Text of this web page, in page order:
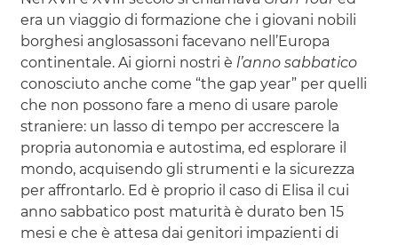
era un viaggio di formazione che i giovani nobili
borghesi anglosassoni facevano nell’Europa
continentale. Ai giorni nostri èl’anno sabbatico
conosciuto anche come “the gap year” per quelli
che non possono fare a meno di usare parole
straniere: un lasso di tempo per accrescere la
propria autonomia e autostima, ed esplorare il
mondo, acquisendo gli strumenti e la sicurezza
per affrontarlo. Ed è proprio il caso di Elisa il cui
anno sabbatico post maturità è durato ben 15
mesi e che è attesa dai genitori impazienti di